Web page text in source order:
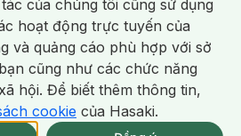
Nhanh Miễn Phí 2H Xem chi tiết
/ Mất Nước/ Da Lão Hóa/ Da Mụn/
Thâm / Nám / Tàn Nhang
Da Cơ Địa
Dụng Cụ / Máy Rửa Mặt Máy Chăm Sóc Da
của chúng tôi cũng sử dụng
hoạt động trực tuyến của
và quảng cáo phù hợp với sở
cũng như các chức năng
hội. Để biết thêm thông tin,
cookie của Hasaki.